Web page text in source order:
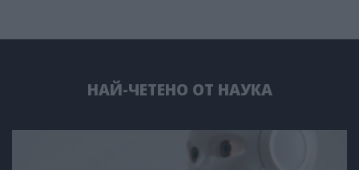
НАЙ-ЧЕТЕНО ОТ НАУКА